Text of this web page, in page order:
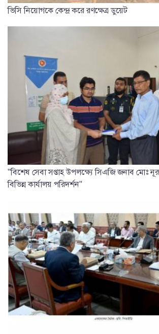
ভিসি নিয়োগকে কেন্দ্র করে রণক্ষেত্র ডুয়েট
"বিশেষ সেবা সপ্তাহ উপলক্ষ্যে সিএজি জনাব মোঃ
বিভিন্ন কার্যালয় পরিদর্শন"